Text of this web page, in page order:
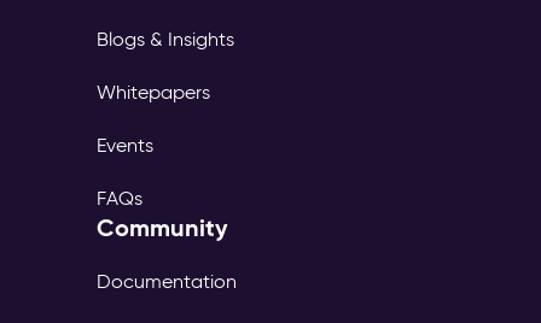
Blogs & Insights
Whitepapers
Events
FAQs
Community
Documentation